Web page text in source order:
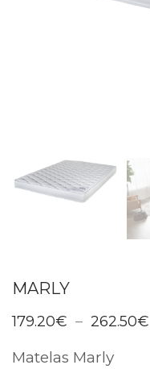
MARLY
179.20€ – 262.50€
Matelas Marly